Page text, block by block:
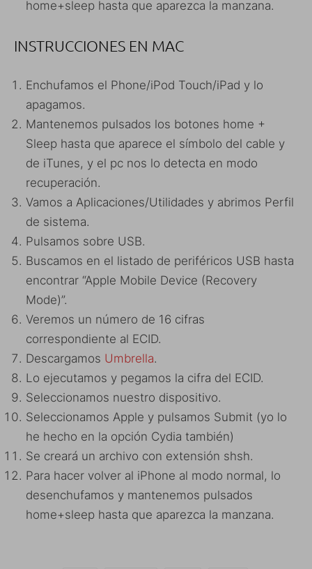
home+sleep hasta que aparezca la manzana.
INSTRUCCIONES EN MAC
Enchufamos el Phone/iPod Touch/iPad y lo
apagamos.
Mantenemos pulsados los botones home +
Sleep hasta que aparece el símbolo del cable y
de iTunes, y el pc nos lo detecta en modo
recuperación.
Vamos a Aplicaciones/Utilidades y abrimos Perfil
de sistema.
Pulsamos sobre USB.
Buscamos en el listado de periféricos USB hasta
encontrar “Apple Mobile Device (Recovery
Mode)”.
Veremos un número de 16 cifras
correspondiente al ECID.
Descargamos Umbrella.
Lo ejecutamos y pegamos la cifra del ECID.
Seleccionamos nuestro dispositivo.
Seleccionamos Apple y pulsamos Submit (yo lo
he hecho en la opción Cydia también)
Se creará un archivo con extensión shsh.
Para hacer volver al iPhone al modo normal, lo
desenchufamos y mantenemos pulsados
home+sleep hasta que aparezca la manzana.